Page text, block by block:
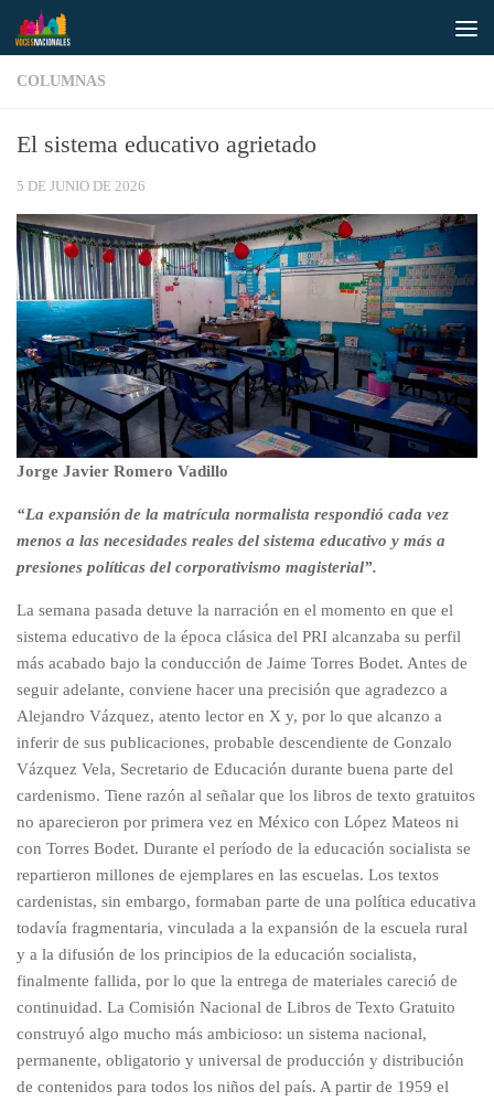
Saltar al contenido
COLUMNAS
El sistema educativo agrietado
5 DE JUNIO DE 2026
Jorge Javier Romero Vadillo
“La expansión de la matrícula normalista respondió cada vez
menos a las necesidades reales del sistema educativo y más a
presiones políticas del corporativismo magisterial”.
La semana pasada detuve la narración en el momento en que el
sistema educativo de la época clásica del PRI alcanzaba su perfil
más acabado bajo la conducción de Jaime Torres Bodet. Antes de
seguir adelante, conviene hacer una precisión que agradezco a
Alejandro Vázquez, atento lector en X y, por lo que alcanzo a
inferir de sus publicaciones, probable descendiente de Gonzalo
Vázquez Vela, Secretario de Educación durante buena parte del
cardenismo. Tiene razón al señalar que los libros de texto gratuitos
no aparecieron por primera vez en México con López Mateos ni
con Torres Bodet. Durante el período de la educación socialista se
repartieron millones de ejemplares en las escuelas. Los textos
cardenistas, sin embargo, formaban parte de una política educativa
todavía fragmentaria, vinculada a la expansión de la escuela rural
y a la difusión de los principios de la educación socialista,
finalmente fallida, por lo que la entrega de materiales careció de
continuidad. La Comisión Nacional de Libros de Texto Gratuito
construyó algo mucho más ambicioso: un sistema nacional,
permanente, obligatorio y universal de producción y distribución
de contenidos para todos los niños del país. A partir de 1959 el